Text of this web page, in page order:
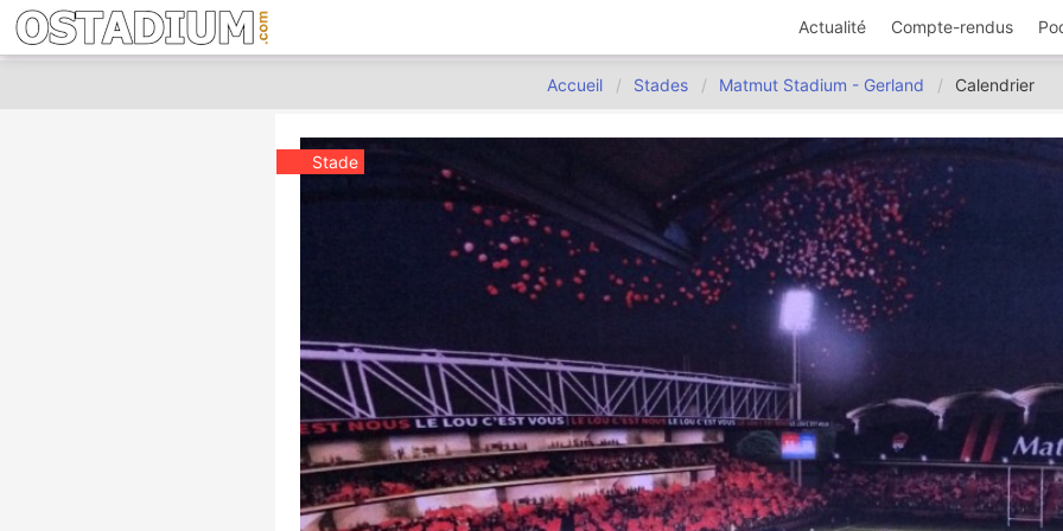
Actualité Compte-rendus
Accueil Stades Matmut Stadium - Gerland Calendrier
Stade